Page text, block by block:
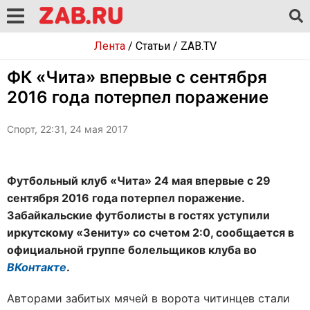
Лента/ Статьи/ ZAB.TV
ФК «Чита» впервые с сентября
2016 года потерпел поражение
Спорт, 22:31, 24 мая 2017
Футбольный клуб «Чита» 24 мая впервые с 29
сентября 2016 года потерпел поражение.
Забайкальские футболисты в гостях уступили
иркутскому «Зениту» со счетом 2:0, сообщается в
официальной группе болельщиков клуба во
ВКонтакте.
Авторами забитых мячей в ворота читинцев стали